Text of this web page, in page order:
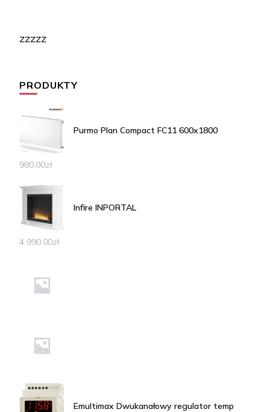
zzzzz
PRODUKTY
Purmo Plan Compact FC11 600x1800
980,00zł
Infire INPORTAL
4 990,00zł
Emultimax Dwukanałowy regulator temp